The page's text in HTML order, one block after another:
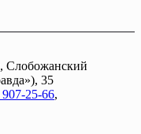
Слобожанский
35
907-25-66,